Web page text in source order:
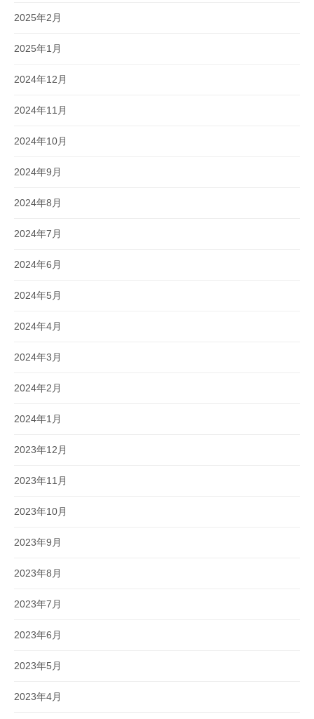
2025年2月
2025年1月
2024年12月
2024年11月
2024年10月
2024年9月
2024年8月
2024年7月
2024年6月
2024年5月
2024年4月
2024年3月
2024年2月
2024年1月
2023年12月
2023年11月
2023年10月
2023年9月
2023年8月
2023年7月
2023年6月
2023年5月
2023年4月